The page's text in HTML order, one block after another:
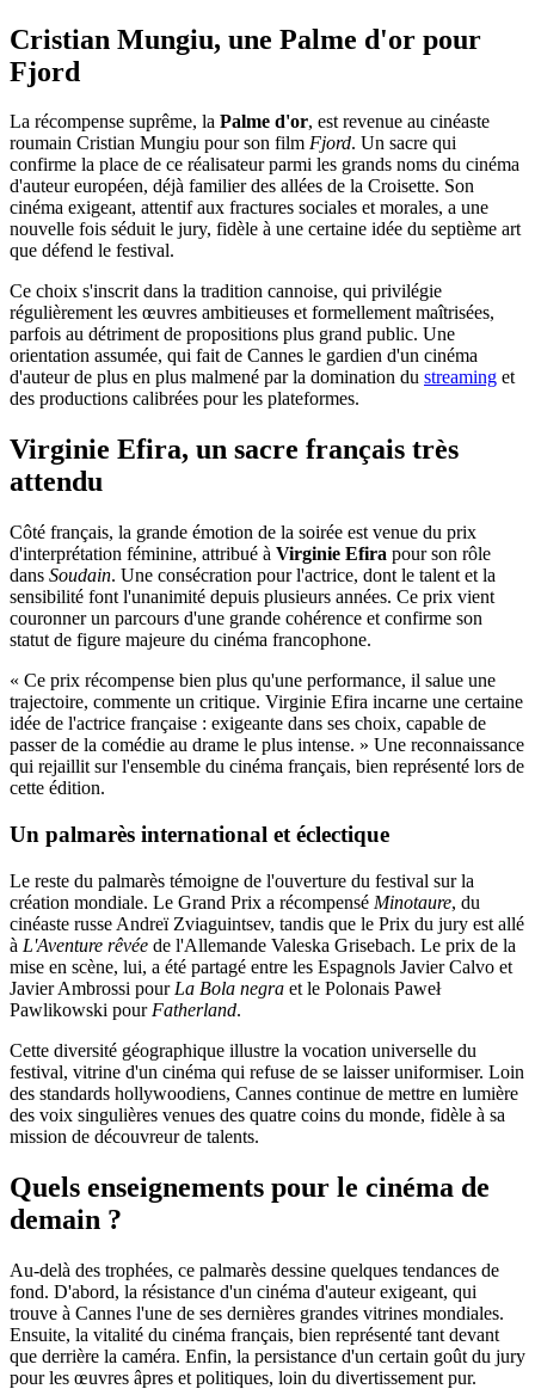
Cristian Mungiu, une Palme d'or pour
Fjord
La récompense suprême, la Palme d'or, est revenue au cinéaste
roumain Cristian Mungiu pour son film Fjord. Un sacre qui
confirme la place de ce réalisateur parmi les grands noms du cinéma
d'auteur européen, déjà familier des allées de la Croisette. Son
cinéma exigeant, attentif aux fractures sociales et morales, a une
nouvelle fois séduit le jury, fidèle à une certaine idée du septième art
que défend le festival.
Ce choix s'inscrit dans la tradition cannoise, qui privilégie
régulièrement les œuvres ambitieuses et formellement maîtrisées,
parfois au détriment de propositions plus grand public. Une
orientation assumée, qui fait de Cannes le gardien d'un cinéma
d'auteur de plus en plus malmené par la domination du streaming et
des productions calibrées pour les plateformes.
Virginie Efira, un sacre français très
attendu
Côté français, la grande émotion de la soirée est venue du prix
d'interprétation féminine, attribué à Virginie Efira pour son rôle
dans Soudain. Une consécration pour l'actrice, dont le talent et la
sensibilité font l'unanimité depuis plusieurs années. Ce prix vient
couronner un parcours d'une grande cohérence et confirme son
statut de figure majeure du cinéma francophone.
« Ce prix récompense bien plus qu'une performance, il salue une
trajectoire, commente un critique. Virginie Efira incarne une certaine
idée de l'actrice française : exigeante dans ses choix, capable de
passer de la comédie au drame le plus intense. » Une reconnaissance
qui rejaillit sur l'ensemble du cinéma français, bien représenté lors de
cette édition.
Un palmarès international et éclectique
Le reste du palmarès témoigne de l'ouverture du festival sur la
création mondiale. Le Grand Prix a récompensé Minotaure, du
cinéaste russe Andreï Zviaguintsev, tandis que le Prix du jury est allé
à L'Aventure rêvée de l'Allemande Valeska Grisebach. Le prix de la
mise en scène, lui, a été partagé entre les Espagnols Javier Calvo et
Javier Ambrossi pour La Bola negra et le Polonais Paweł
Pawlikowski pour Fatherland.
Cette diversité géographique illustre la vocation universelle du
festival, vitrine d'un cinéma qui refuse de se laisser uniformiser. Loin
des standards hollywoodiens, Cannes continue de mettre en lumière
des voix singulières venues des quatre coins du monde, fidèle à sa
mission de découvreur de talents.
Quels enseignements pour le cinéma de
demain ?
Au-delà des trophées, ce palmarès dessine quelques tendances de
fond. D'abord, la résistance d'un cinéma d'auteur exigeant, qui
trouve à Cannes l'une de ses dernières grandes vitrines mondiales.
Ensuite, la vitalité du cinéma français, bien représenté tant devant
que derrière la caméra. Enfin, la persistance d'un certain goût du jury
pour les œuvres âpres et politiques, loin du divertissement pur.